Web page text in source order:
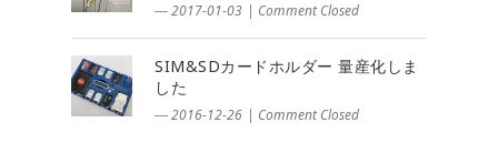
― 2017-01-03 | Comment Closed
SIM&SDカードホルダー 量産化しま
した
― 2016-12-26 | Comment Closed